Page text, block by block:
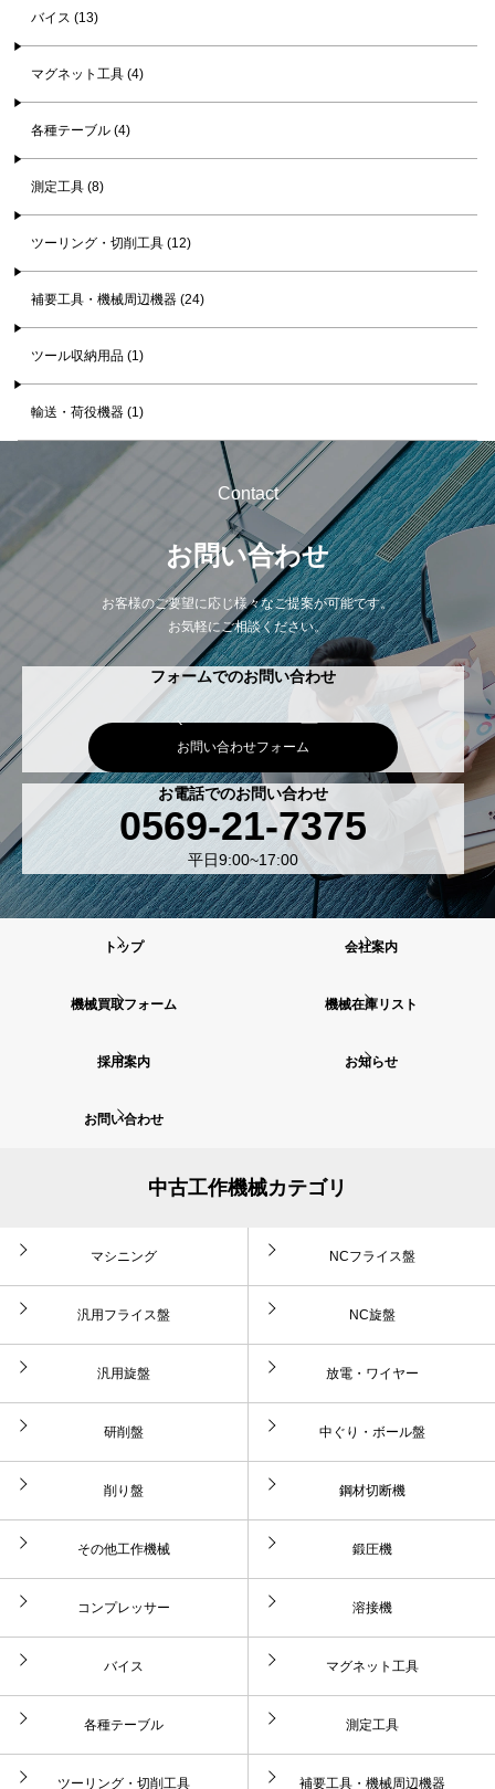
バイス (13)
マグネット工具 (4)
各種テーブル (4)
測定工具 (8)
ツーリング・切削工具 (12)
補要工具・機械周辺機器 (24)
ツール収納用品 (1)
輸送・荷役機器 (1)
Contact
お問い合わせ
お客様のご要望に応じ様々なご提案が可能です。
お気軽にご相談ください。
フォームでのお問い合わせ
お問い合わせフォーム
お電話でのお問い合わせ
0569-21-7375
平日9:00~17:00
トップ 会社案内
機械買取フォーム 機械在庫リスト
採用案内 お知らせ
お問い合わせ
中古工作機械カテゴリ
マシニング NCフライス盤
汎用フライス盤 NC旋盤
汎用旋盤 放電・ワイヤー
研削盤 中ぐり・ボール盤
削り盤 鋼材切断機
その他工作機械 鍛圧機
コンプレッサー 溶接機
バイス マグネット工具
各種テーブル 測定工具
ツーリング・切削工具 補要工具・機械周辺機器